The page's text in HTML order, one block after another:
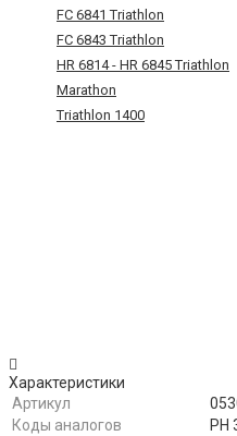
FC 6841 Triathlon
FC 6843 Triathlon
HR 6814 - HR 6845 Triathlon
Marathon
Triathlon 1400
Характеристики
Артикул
Коды аналогов
PH